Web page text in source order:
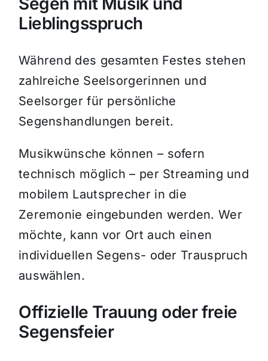
Lieblingsspruch
Während des gesamten Festes stehen
zahlreiche Seelsorgerinnen und
Seelsorger für persönliche
Segenshandlungen bereit.
Musikwünsche können – sofern
technisch möglich – per Streaming und
mobilem Lautsprecher in die
Zeremonie eingebunden werden. Wer
möchte, kann vor Ort auch einen
individuellen Segens- oder Trauspruch
auswählen.
Offizielle Trauung oder freie
Segensfeier